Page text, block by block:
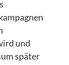
und
später